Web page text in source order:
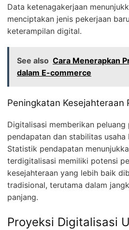
Data ketenagakerjaan
menciptakan jenis pekerjaan
keterampilan digital.
See also Cara Menerapkan
dalam E-commerce
Peningkatan Kesejahteraan
Digitalisasi memberikan peluang
pendapatan dan stabilitas usaha
Statistik pendapatan
terdigitalisasi memiliki potensi
kesejahteraan yang lebih baik
tradisional, terutama dalam
panjang.
Proyeksi Digitalisasi